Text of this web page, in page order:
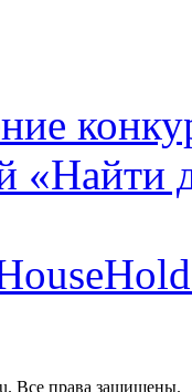
«Найти
Все права защищены.